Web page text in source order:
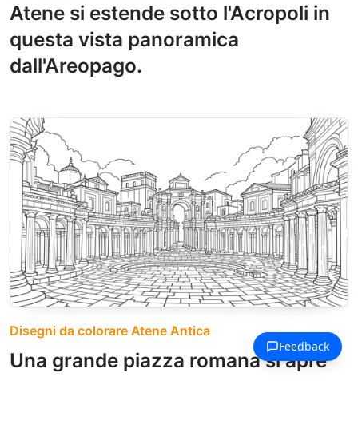
Atene si estende sotto l'Acropoli in
questa vista panoramica
dall'Areopago.
Disegni da colorare Atene Antica
Una grande piazza romana si apre